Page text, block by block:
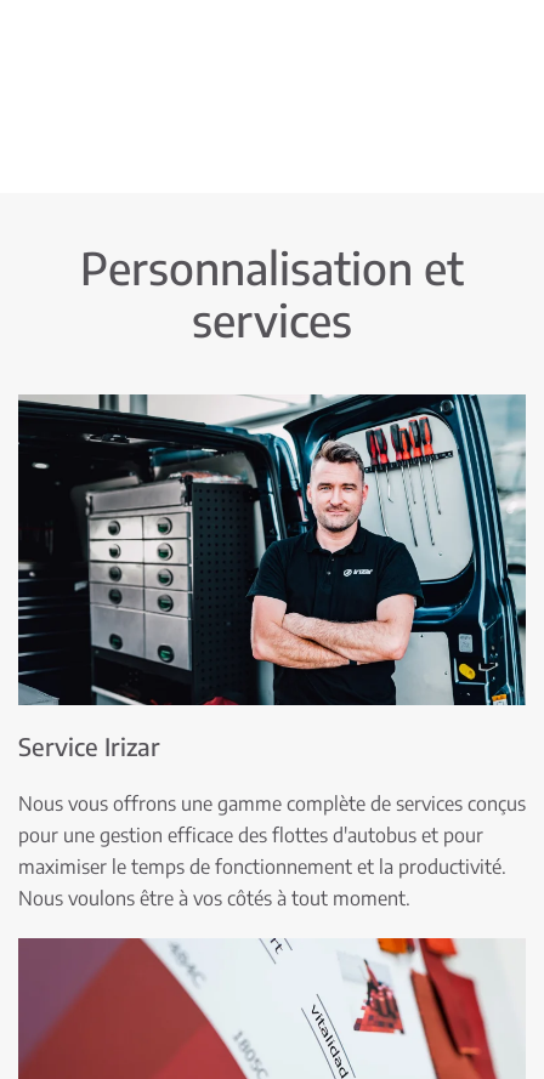
Personnalisation et
services
Service Irizar
Nous vous offrons une gamme complète de services conçus
pour une gestion efficace des flottes d'autobus et pour
maximiser le temps de fonctionnement et la productivité.
Nous voulons être à vos côtés à tout moment.